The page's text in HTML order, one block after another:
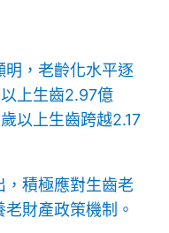
明，老齡化水平逐
上生齒2.97億
以上生齒跨越2.17
，積極應對生齒老
財產政策機制。